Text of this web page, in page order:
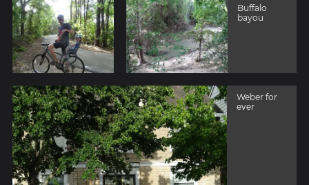
Buffalo
bayou
Weber for
ever